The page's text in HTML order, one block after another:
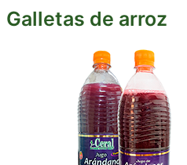
Galletas de arroz